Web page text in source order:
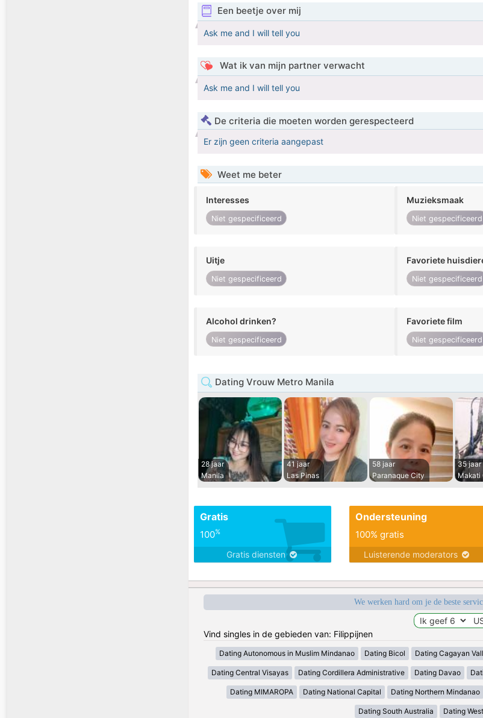
Een beetje over mij
Ask me and I will tell you
Wat ik van mijn partner verwacht
Ask me and I will tell you
De criteria die moeten worden gerespecteerd
Er zijn geen criteria aangepast
Weet me beter
Interesses
Niet gespecificeerd
Muzieksmaak
Niet gespecificeerd
Uitje
Niet gespecificeerd
Favoriete
Niet gespecificeerd
Alcohol drinken?
Niet gespecificeerd
Favoriete film
Niet gespecificeerd
Dating Vrouw Metro Manila
28 jaar
Manila
41 jaar
Las Pinas
58 jaar
Paranaque City
35 jaar
Makati
Gratis
100%
Gratis diensten
Ondersteuning
100% gratis
Luisterende moderators
We werken hard om je de beste
Vind singles in de gebieden van: Filippijnen
Dating Autonomous in Muslim Mindanao Dating Bicol Dating Cagayan
Dating Central Visayas Dating Cordillera Administrative Dating Davao
Dating MIMAROPA Dating National Capital Dating Northern Mindanao
Dating South Australia Dating